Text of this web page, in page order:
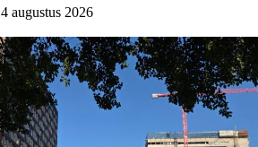
4 augustus 2026